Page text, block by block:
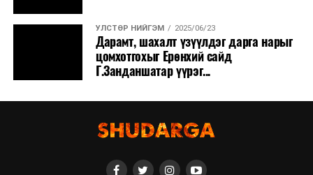
УЛСТӨР НИЙГЭМ 2025/06/23
Дарамт, шахалт үзүүлдэг дарга нарыг
цомхотгохыг Ерөнхий сайд
Г.Занданшатар үүрэг...